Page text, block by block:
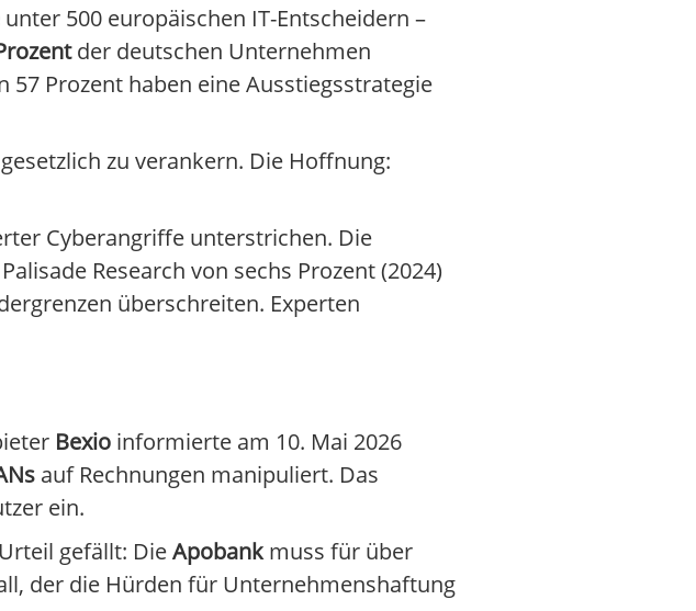
unter 500 europäischen IT-Entscheidern –
der deutschen Unternehmen
57 Prozent haben eine Ausstiegsstrategie
zu verankern. Die Hoffnung:
Cyberangriffe unterstrichen. Die
Research von sechs Prozent (2024)
überschreiten. Experten
Bexio informierte am 10. Mai 2026
auf Rechnungen manipuliert. Das
ein.
gefällt: DieApobankmuss für über
der die Hürden für Unternehmenshaftung